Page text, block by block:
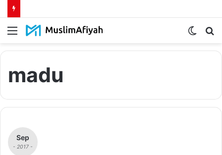
Menu
Switch
madu
Sep
- 2017 -